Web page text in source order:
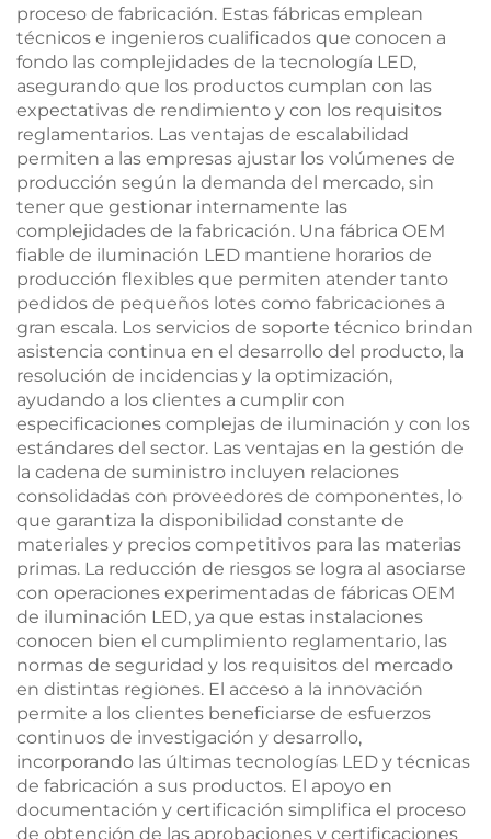
proceso de fabricación. Estas fábricas emplean
técnicos e ingenieros cualificados que conocen a
fondo las complejidades de la tecnología LED,
asegurando que los productos cumplan con las
expectativas de rendimiento y con los requisitos
reglamentarios. Las ventajas de escalabilidad
permiten a las empresas ajustar los volúmenes de
producción según la demanda del mercado, sin
tener que gestionar internamente las
complejidades de la fabricación. Una fábrica OEM
fiable de iluminación LED mantiene horarios de
producción flexibles que permiten atender tanto
pedidos de pequeños lotes como fabricaciones a
gran escala. Los servicios de soporte técnico brindan
asistencia continua en el desarrollo del producto, la
resolución de incidencias y la optimización,
ayudando a los clientes a cumplir con
especificaciones complejas de iluminación y con los
estándares del sector. Las ventajas en la gestión de
la cadena de suministro incluyen relaciones
consolidadas con proveedores de componentes, lo
que garantiza la disponibilidad constante de
materiales y precios competitivos para las materias
primas. La reducción de riesgos se logra al asociarse
con operaciones experimentadas de fábricas OEM
de iluminación LED, ya que estas instalaciones
conocen bien el cumplimiento reglamentario, las
normas de seguridad y los requisitos del mercado
en distintas regiones. El acceso a la innovación
permite a los clientes beneficiarse de esfuerzos
continuos de investigación y desarrollo,
incorporando las últimas tecnologías LED y técnicas
de fabricación a sus productos. El apoyo en
documentación y certificación simplifica el proceso
de obtención de las aprobaciones y certificaciones